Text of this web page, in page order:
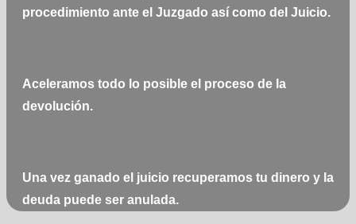
procedimiento ante el Juzgado así como del Juicio.
Aceleramos todo lo posible el proceso de la
devolución.
Una vez ganado el juicio recuperamos tu dinero y la
deuda puede ser anulada.